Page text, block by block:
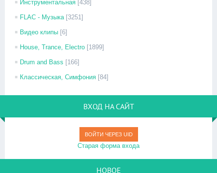
Инструментальная [438]
FLAC - Музыка [3251]
Видео клипы [6]
House, Trance, Electro [1899]
Drum and Bass [166]
Классическая, Симфония [84]
ВХОД НА САЙТ
ВОЙТИ ЧЕРЕЗ UID
Старая форма входа
НОВОЕ